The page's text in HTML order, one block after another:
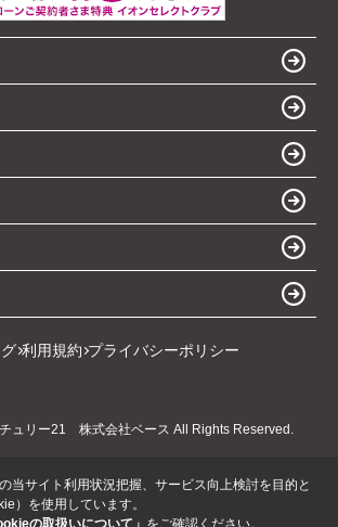
利用規約 プライバシーポリシー
ュリー21 株式会社ベース All Rights Reserved.
当サイト利用状況把握、サービス向上検討を目的と
）を使用しています。
の取扱いについて」 をご確認ください。